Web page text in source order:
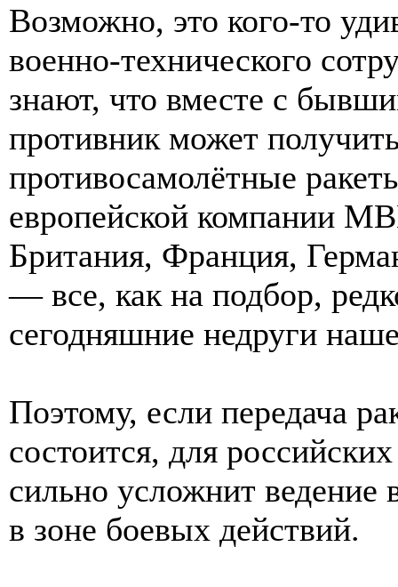
Возможно, это кого-то
военно-технического
знают, что вместе с
противник может
противосамолётные
европейской компании
Британия, Франция,
— все, как на подбор,
сегодняшние недруги
Поэтому, если передача
состоится, для
сильно усложнит
в зоне боевых действий.